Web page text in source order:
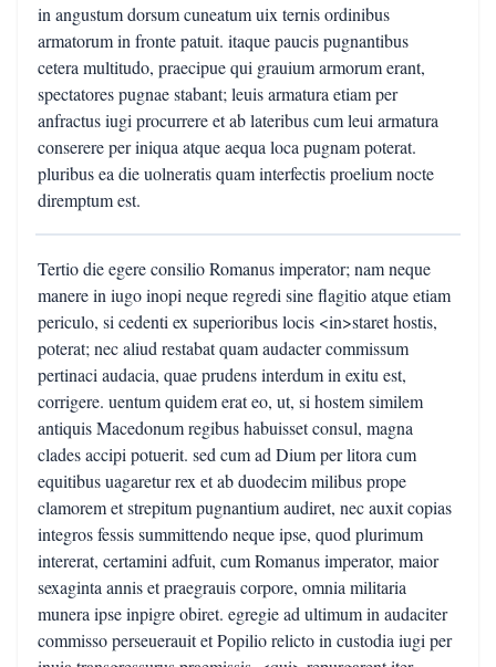
in angustum dorsum cuneatum uix ternis ordinibus
armatorum in fronte patuit. itaque paucis pugnantibus
cetera multitudo, praecipue qui grauium armorum erant,
spectatores pugnae stabant; leuis armatura etiam per
anfractus iugi procurrere et ab lateribus cum leui armatura
conserere per iniqua atque aequa loca pugnam poterat.
pluribus ea die uolneratis quam interfectis proelium nocte
diremptum est.
Tertio die egere consilio Romanus imperator; nam neque
manere in iugo inopi neque regredi sine flagitio atque etiam
periculo, si cedenti ex superioribus locis <in>staret hostis,
poterat; nec aliud restabat quam audacter commissum
pertinaci audacia, quae prudens interdum in exitu est,
corrigere. uentum quidem erat eo, ut, si hostem similem
antiquis Macedonum regibus habuisset consul, magna
clades accipi potuerit. sed cum ad Dium per litora cum
equitibus uagaretur rex et ab duodecim milibus prope
clamorem et strepitum pugnantium audiret, nec auxit copias
integros fessis summittendo neque ipse, quod plurimum
intererat, certamini adfuit, cum Romanus imperator, maior
sexaginta annis et praegrauis corpore, omnia militaria
munera ipse inpigre obiret. egregie ad ultimum in audaciter
commisso perseuerauit et Popilio relicto in custodia iugi per